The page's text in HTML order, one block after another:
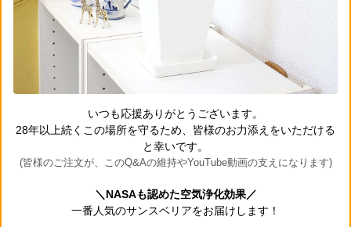
いつも応援ありがとうございます。
28年以上続くこの場所を守るため、皆様のお力添えをいただける
と幸いです。
(皆様のご注文が、このQ&Aの維持やYouTube動画の支えになります)
＼NASAも認めた空気浄化効果／
一番人気のサンスベリアをお届けします！